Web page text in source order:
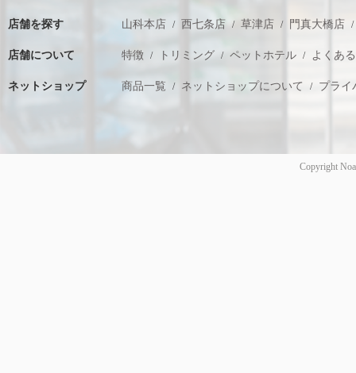
店舗を探す 山科本店 西七条店 草津店 門真大橋店
店舗について 特徴 トリミング ペットホテル よくあ
ネットショップ 商品一覧 ネットショップについて プライ
Copyright